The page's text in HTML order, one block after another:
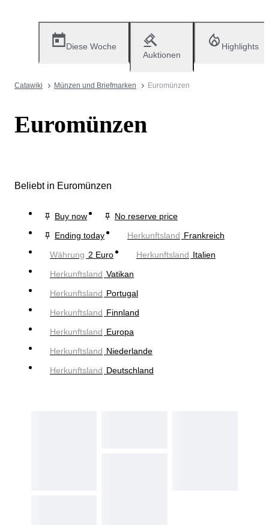
Diese Woche
Auktionen
Highlights
Catawiki Münzen und Briefmarken Euromünzen
Euromünzen
Beliebt in Euromünzen
Buy now
No reserve price
Ending today
Herkunftsland Frankreich
Währung 2 Euro Herkunftsland Italien
Herkunftsland Vatikan
Herkunftsland Portugal
Herkunftsland Finnland
Herkunftsland Europa
Herkunftsland Niederlande
Herkunftsland Deutschland